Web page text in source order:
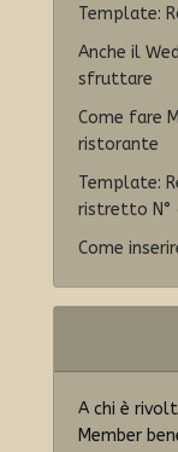
Template:
Anche il
sfruttare
Come fare
ristorante
Template:
ristretto N°
Come
A chi è
Member